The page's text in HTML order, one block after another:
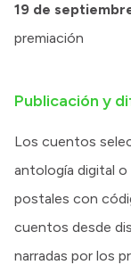
19 de
premiación
Publicación y
Los cuentos
antología digital o
postales con
cuentos desde
narradas por los